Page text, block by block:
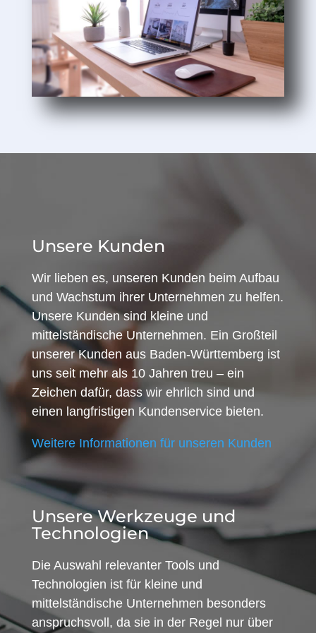
Unsere Kunden
Wir lieben es, unseren Kunden beim Aufbau
und Wachstum ihrer Unternehmen zu helfen.
Unsere Kunden sind kleine und
mittelständische Unternehmen. Ein Großteil
unserer Kunden aus Baden-Württemberg ist
uns seit mehr als 10 Jahren treu – ein
Zeichen dafür, dass wir ehrlich sind und
einen langfristigen Kundenservice bieten.
Weitere Informationen für unseren Kunden
Unsere Werkzeuge und
Technologien
Die Auswahl relevanter Tools und
Technologien ist für kleine und
mittelständische Unternehmen besonders
anspruchsvoll, da sie in der Regel nur über